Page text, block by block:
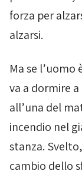
forza per
alzarsi.
Ma se
va a dormire
all’una del
incendio nel
stanza.
cambio dello